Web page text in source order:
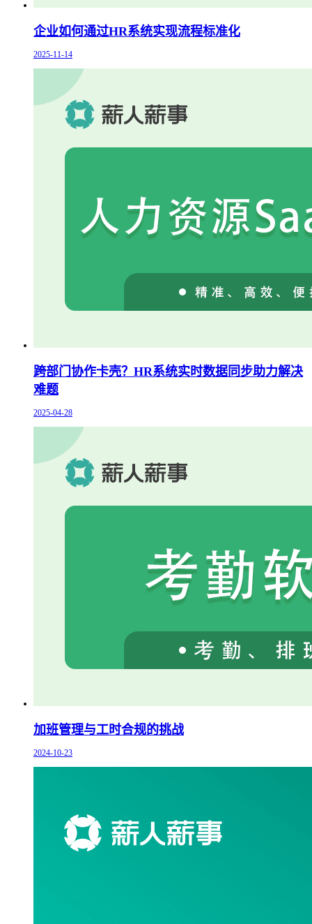
企业如何通过HR系统实现流程标准化
2025-11-14
跨部门协作卡壳？HR系统实时数据同步助力解决
难题
2025-04-28
加班管理与工时合规的挑战
2024-10-23